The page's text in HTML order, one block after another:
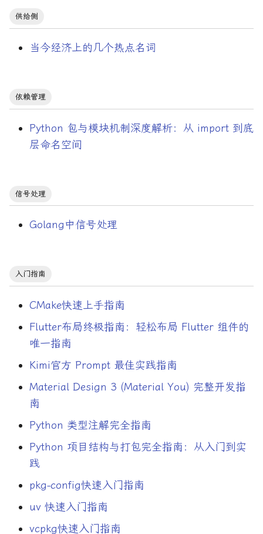
供给侧
当今经济上的几个热点名词
依赖管理
Python 包与模块机制深度解析：从 import 到底
层命名空间
信号处理
Golang中信号处理
入门指南
CMake快速上手指南
Flutter布局终极指南：轻松布局 Flutter 组件的
唯一指南
Kimi官方 Prompt 最佳实践指南
Material Design 3 (Material You) 完整开发指
南
Python 类型注解完全指南
Python 项目结构与打包完全指南：从入门到实
践
pkg-config快速入门指南
uv 快速入门指南
vcpkg快速入门指南